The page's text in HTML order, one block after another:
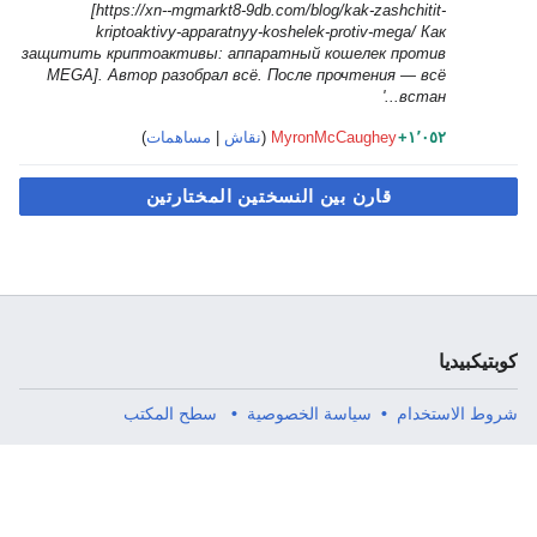
MyronMcCaughey نقاش مساهمات
[https://xn--mgmarkt8-9db.com/blog/kak-zashchitit-
kriptoaktivy-apparatnyy-koshelek-protiv-mega/ Как
защитить криптоактивы: аппаратный кошелек против
MEGA]. Автор разобрал всё. После прочтения — всё
سياسة الخصوصية الاستخدام سطح المكتب